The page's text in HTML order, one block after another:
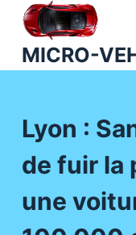
P
u
o
n
MICRO-
Lyon :
de fuir la
une